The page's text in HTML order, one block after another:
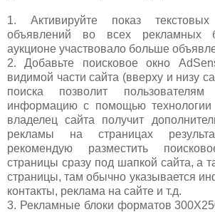
1. Активируйте показ
объявлений во всех рекламных
аукционе участвовало больше
2. Добавьте поисковое окно
видимой части сайта (вверху и низу
поиска позволит
информацию с помощью технологии
владелец сайта получит
рекламы на страницах
рекомендую разместить
страницы сразу под шапкой сайта, а
страницы, там обычно указывается
контакты, реклама на сайте и т.д.
3. Рекламные блоки форматов